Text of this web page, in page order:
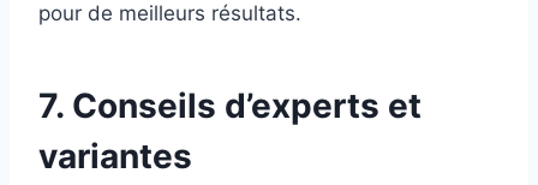
pour de meilleurs résultats.
7. Conseils d’experts et
variantes